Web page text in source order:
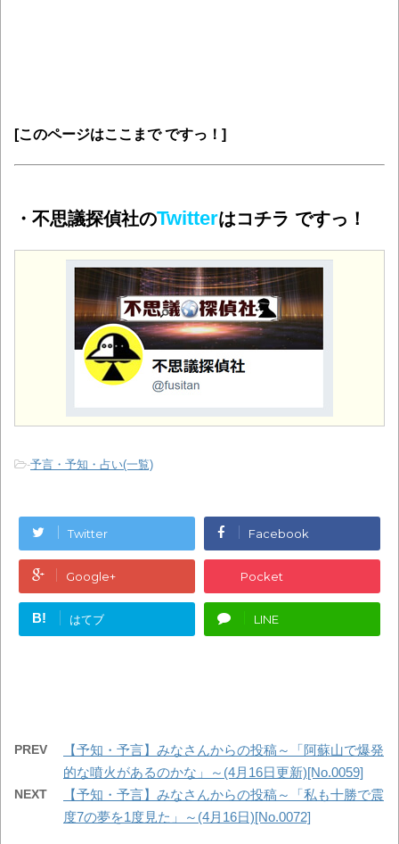
[このページはここまで ですっ！]
・不思議探偵社のTwitterはコチラ ですっ！
-予言・予知・占い(一覧)
Twitter Facebook
Google+ Pocket
B! はてブ LINE
PREV
【予知・予言】みなさんからの投稿～「阿蘇山で爆発
的な噴火があるのかな」～(4月16日更新)[No.0059]
NEXT
【予知・予言】みなさんからの投稿～「私も十勝で震
度7の夢を1度見た」～(4月16日)[No.0072]